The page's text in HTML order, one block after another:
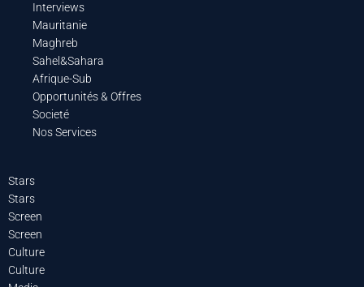
Interviews
Mauritanie
Maghreb
Sahel&Sahara
Afrique-Sub
Opportunités & Offres
Societé
Nos Services
Stars
Stars
Screen
Screen
Culture
Culture